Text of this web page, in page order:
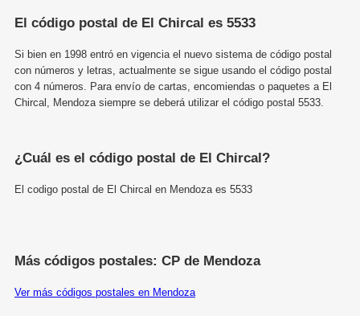
El código postal de El Chircal es 5533
Si bien en 1998 entró en vigencia el nuevo sistema de código postal
con números y letras, actualmente se sigue usando el código postal
con 4 números. Para envío de cartas, encomiendas o paquetes a El
Chircal, Mendoza siempre se deberá utilizar el código postal 5533.
¿Cuál es el código postal de El Chircal?
El codigo postal de El Chircal en Mendoza es 5533
Más códigos postales: CP de Mendoza
Ver más códigos postales en Mendoza